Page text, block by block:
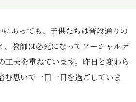
あっても、子供たちは普段通りの
教師は必死になってソーシャルデ
夫を重ねています。昨日と変わら
思いで一日一日を過ごしていま